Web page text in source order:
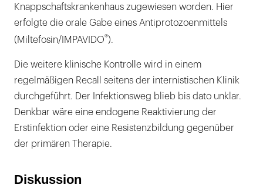
Knappschaftskrankenhaus zugewiesen worden. Hier
erfolgte die orale Gabe eines Antiprotozoenmittels
(Miltefosin/IMPAVIDO®).
Die weitere klinische Kontrolle wird in einem
regelmäßigen Recall seitens der internistischen Klinik
durchgeführt. Der Infektionsweg blieb bis dato unklar.
Denkbar wäre eine endogene Reaktivierung der
Erstinfektion oder eine Resistenzbildung gegenüber
der primären Therapie.
Diskussion